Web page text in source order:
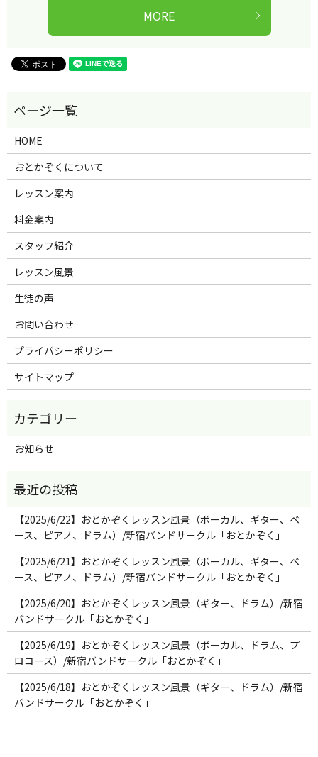
MORE
HOME
おとかぞくについて
レッスン案内
料金案内
スタッフ紹介
レッスン風景
生徒の声
お問い合わせ
プライバシーポリシー
サイトマップ
お知らせ
【2025/6/22】おとかぞくレッスン風景（ボーカル、ギター、ベ
ース、ピアノ、ドラム）/新宿バンドサークル「おとかぞく」
【2025/6/21】おとかぞくレッスン風景（ボーカル、ギター、ベ
ース、ピアノ、ドラム）/新宿バンドサークル「おとかぞく」
【2025/6/20】おとかぞくレッスン風景（ギター、ドラム）/新宿
バンドサークル「おとかぞく」
【2025/6/19】おとかぞくレッスン風景（ボーカル、ドラム、プ
ロコース）/新宿バンドサークル「おとかぞく」
【2025/6/18】おとかぞくレッスン風景（ギター、ドラム）/新宿
バンドサークル「おとかぞく」